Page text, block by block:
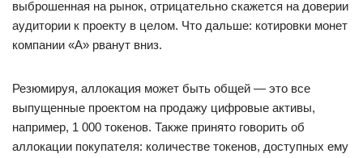
выброшенная на рынок, отрицательно скажется на доверии
аудитории к проекту в целом. Что дальше: котировки монет
компании «‎А»‎ рванут вниз.
Резюмируя, аллокация может быть общей — это все
выпущенные проектом на продажу цифровые активы,
например, 1 000 токенов. Также принято говорить об
аллокации покупателя: количестве токенов, доступных ему